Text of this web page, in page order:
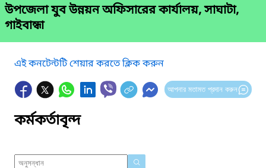
উপজেলা যুব উন্নয়ন অফিসারের কার্যালয়, সাঘাটা,
গাইবান্ধা
এই কনটেন্টটি শেয়ার করতে ক্লিক করুন
আপনার মতামত প্রদান করুন
কর্মকর্তাবৃন্দ